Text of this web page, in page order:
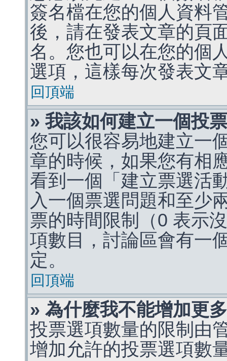
簽名檔在您的個人資料
後，請在發表文章的頁
名。您也可以在您的個
選項，這樣每次發表文
回頂端
» 我該如何建立一個投
您可以很容易地建立一
章的時候，如果您有相
看到一個「建立票選活
入一個票選問題和至少
票的時間限制（0 表示
項數目，討論區會有一
定。
回頂端
» 為什麼我不能增加更
投票選項數量的限制由
增加允許的投票選項數